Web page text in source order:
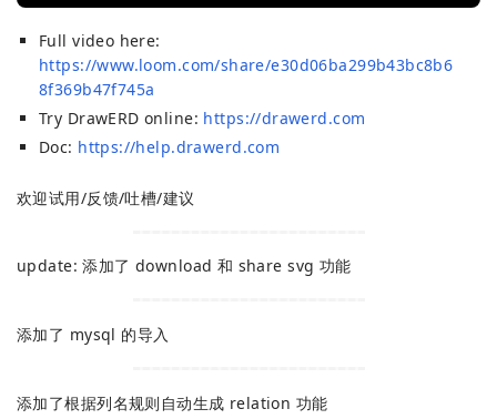
Full video here:
https://www.loom.com/share/e30d06ba299b43bc8b6
8f369b47f745a
Try DrawERD online: https://drawerd.com
Doc: https://help.drawerd.com
欢迎试用/反馈/吐槽/建议
update: 添加了 download 和 share svg 功能
添加了 mysql 的导入
添加了根据列名规则自动生成 relation 功能